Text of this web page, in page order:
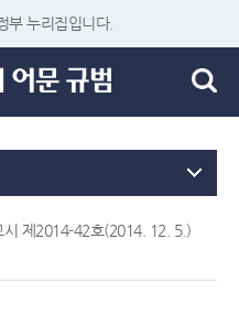
부 누리집입니다.
시 제2014-42호(2014. 12. 5.)